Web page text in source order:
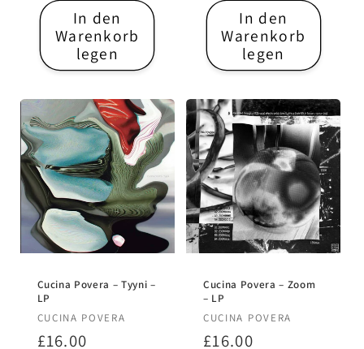
In den
Warenkorb
legen
In den
Warenkorb
legen
Cucina Povera – Tyyni –
LP
Anbieter:
CUCINA POVERA
Normaler
£16.00
Cucina Povera – Zoom
– LP
Anbieter:
CUCINA POVERA
Normaler
£16.00